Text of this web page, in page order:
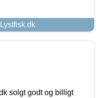
solgt godt og billigt